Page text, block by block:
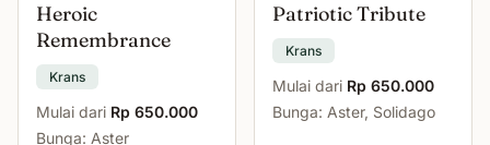
Heroic
Remembrance
Krans
Mulai dari Rp 650.000
Bunga: Aster
Patriotic Tribute
Krans
Mulai dari Rp 650.000
Bunga: Aster, Solidago